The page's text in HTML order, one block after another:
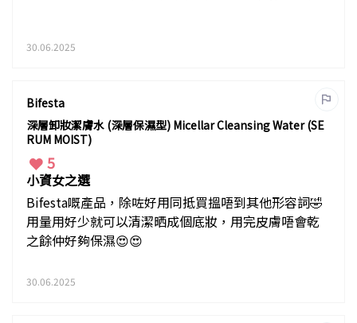
30.06.2025
Bifesta
深層卸妝潔膚水 (深層保濕型) Micellar Cleansing Water (SE
RUM MOIST)
5
小資女之選
Bifesta嘅產品，除咗好用同抵買搵唔到其他形容詞🤣
用量用好少就可以清潔晒成個底妝，用完皮膚唔會乾
之餘仲好夠保濕😍😍
30.06.2025